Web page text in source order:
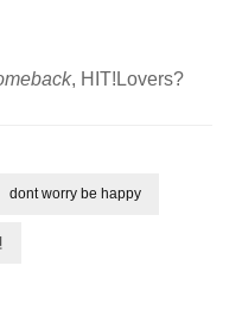
, HIT!Lovers?
dont worry be happy